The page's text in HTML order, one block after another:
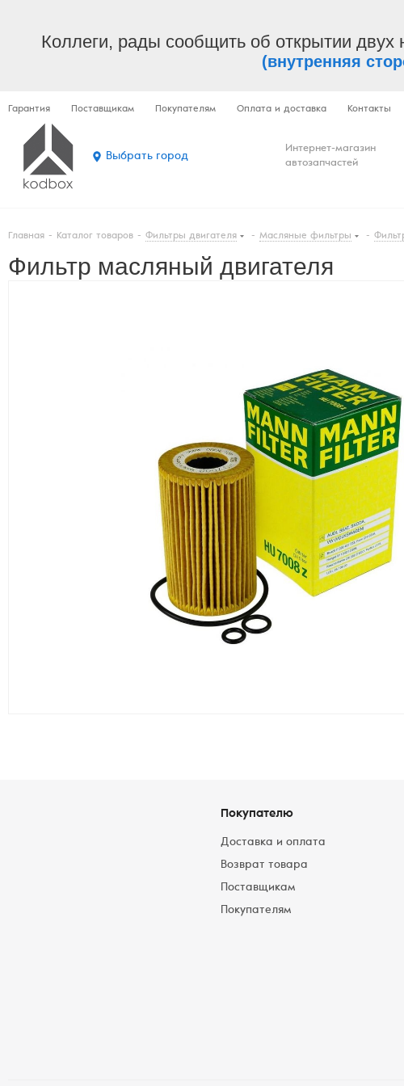
Коллеги, рады сообщить об открытии двух
(внутренняя
Гарантия Поставщикам Покупателям Оплата и доставка Контакты
Выбрать город
Интернет-магазин
автозапчастей
Главная - Каталог товаров - Фильтры двигателя - Масляные фильтры -
Фильтр масляный двигателя
Покупателю
Доставка и оплата
Возврат товара
Поставщикам
Покупателям